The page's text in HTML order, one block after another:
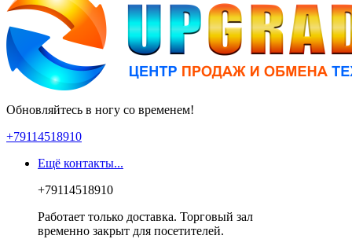
Обновляйтесь в ногу со временем!
+79114518910
Ещё контакты...
+79114518910
Работает только доставка. Торговый зал
временно закрыт для посетителей.